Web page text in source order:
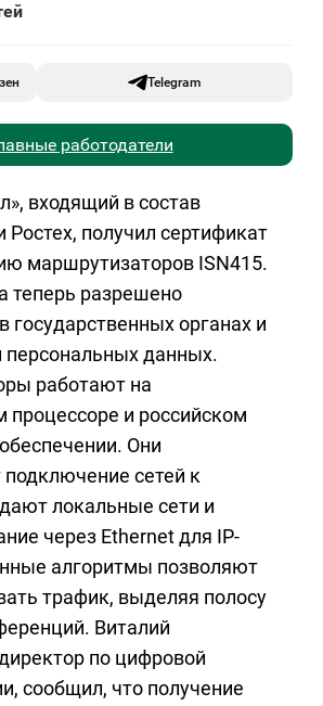
Telegram
работодатели
входящий в состав
Ростех, получил сертификат
маршрутизаторов ISN415.
теперь разрешено
государственных органах и
персональных данных.
работают на
процессоре и российском
Они
сетей к
локальные сети и
через Ethernet для IP-
алгоритмы позволяют
трафик, выделяя полосу
Виталий
по цифровой
сообщил, что получение